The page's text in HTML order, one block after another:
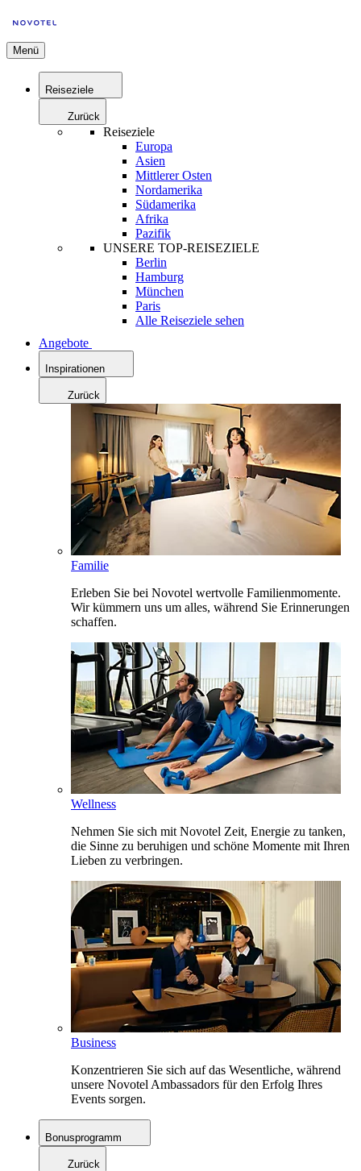
Menü
Reiseziele
Zurück
Reiseziele
Europa
Asien
Mittlerer Osten
Nordamerika
Südamerika
Afrika
Pazifik
UNSERE TOP-REISEZIELE
Berlin
Hamburg
München
Paris
Alle Reiseziele sehen
Angebote
Inspirationen
Zurück
Familie
Erleben Sie bei Novotel wertvolle Familienmomente.
Wir kümmern uns um alles, während Sie Erinnerungen
schaffen.
Wellness
Nehmen Sie sich mit Novotel Zeit, Energie zu tanken,
die Sinne zu beruhigen und schöne Momente mit Ihren
Lieben zu verbringen.
Business
Konzentrieren Sie sich auf das Wesentliche, während
unsere Novotel Ambassadors für den Erfolg Ihres
Events sorgen.
Bonusprogramm
Zurück